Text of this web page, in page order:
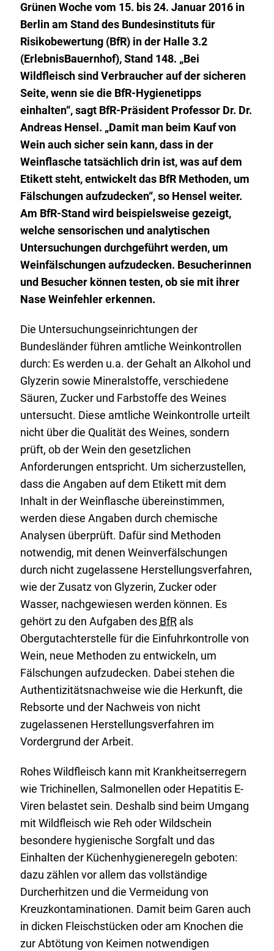
Grünen Woche vom 15. bis 24. Januar 2016 in
Berlin am Stand des Bundesinstituts für
Risikobewertung (BfR) in der Halle 3.2
(ErlebnisBauernhof), Stand 148. „Bei
Wildfleisch sind Verbraucher auf der sicheren
Seite, wenn sie die BfR-Hygienetipps
einhalten“, sagt BfR-Präsident Professor Dr. Dr.
Andreas Hensel. „Damit man beim Kauf von
Wein auch sicher sein kann, dass in der
Weinflasche tatsächlich drin ist, was auf dem
Etikett steht, entwickelt das BfR Methoden, um
Fälschungen aufzudecken“, so Hensel weiter.
Am BfR-Stand wird beispielsweise gezeigt,
welche sensorischen und analytischen
Untersuchungen durchgeführt werden, um
Weinfälschungen aufzudecken. Besucherinnen
und Besucher können testen, ob sie mit ihrer
Nase Weinfehler erkennen.
Die Untersuchungseinrichtungen der
Bundesländer führen amtliche Weinkontrollen
durch: Es werden u.a. der Gehalt an Alkohol und
Glyzerin sowie Mineralstoffe, verschiedene
Säuren, Zucker und Farbstoffe des Weines
untersucht. Diese amtliche Weinkontrolle urteilt
nicht über die Qualität des Weines, sondern
prüft, ob der Wein den gesetzlichen
Anforderungen entspricht. Um sicherzustellen,
dass die Angaben auf dem Etikett mit dem
Inhalt in der Weinflasche übereinstimmen,
werden diese Angaben durch chemische
Analysen überprüft. Dafür sind Methoden
notwendig, mit denen Weinverfälschungen
durch nicht zugelassene Herstellungsverfahren,
wie der Zusatz von Glyzerin, Zucker oder
Wasser, nachgewiesen werden können. Es
gehört zu den Aufgaben des BfRals
Obergutachterstelle für die Einfuhrkontrolle von
Wein, neue Methoden zu entwickeln, um
Fälschungen aufzudecken. Dabei stehen die
Authentizitätsnachweise wie die Herkunft, die
Rebsorte und der Nachweis von nicht
zugelassenen Herstellungsverfahren im
Vordergrund der Arbeit.
Rohes Wildfleisch kann mit Krankheitserregern
wie Trichinellen, Salmonellen oder Hepatitis E-
Viren belastet sein. Deshalb sind beim Umgang
mit Wildfleisch wie Reh oder Wildschein
besondere hygienische Sorgfalt und das
Einhalten der Küchenhygieneregeln geboten:
dazu zählen vor allem das vollständige
Durcherhitzen und die Vermeidung von
Kreuzkontaminationen. Damit beim Garen auch
in dicken Fleischstücken oder am Knochen die
zur Abtötung von Keimen notwendigen